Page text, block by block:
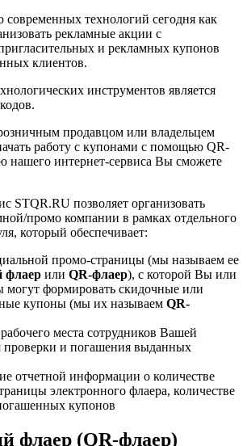
современных технологий сегодня как
рекламные акции с
и рекламных купонов
клиентов.
инструментов является
продавцом или владельцем
работу с купонами с помощью QR-
нашего интернет-сервиса Вы сможете
STQR.RU позволяет организовать
промо компании в рамках отдельного
который обеспечивает:
промо-страницы (мы называем ее
флаер или QR-флаер), с которой Вы или
могут формировать скидочные или
купоны (мы их называем QR-
места сотрудников Вашей
проверки и погашения выданных
отчетной информации о количестве
электронного флаера, количестве
купонов
флаер (QR-флаер)